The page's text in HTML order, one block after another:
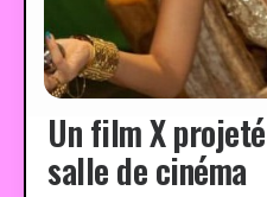
Un film X
salle de cinéma